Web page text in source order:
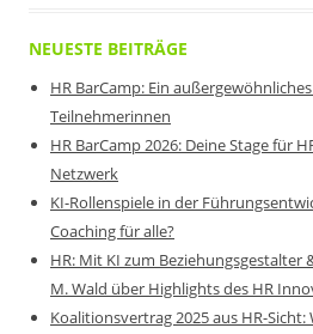
NEUESTE BEITRÄGE
HR BarCamp: Ein
Teilnehmerinnen
HR BarCamp 2026: Deine Stage für
Netzwerk
KI-Rollenspiele in der
Coaching für alle?
HR: Mit KI zum Beziehungsgestalter
M. Wald über Highlights des HR
Koalitionsvertrag 2025 aus HR-